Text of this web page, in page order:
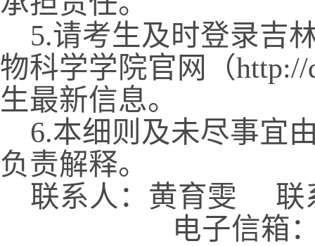
5.请考生及时登录吉
物科学学院官网（http://
生最新信息。
6.本细则及未尽事宜
负责解释。
联系人：黄育雯
联
电子信箱